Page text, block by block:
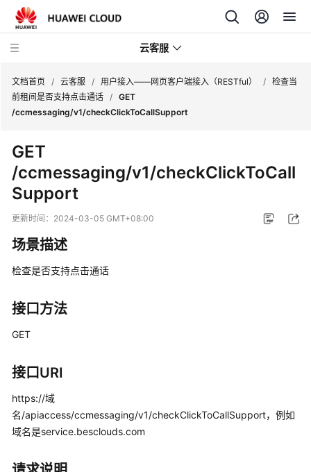
云客服
介
绍
快
速
门
指
格
明
开
指
文档首页 / 云客服 / 用户接入——网页客户端接入（RESTful） / 检查当
前租间是否支持点击通话 / GET
/ccmessaging/v1/checkClickToCallSupport
GET
/ccmessaging/v1/checkClickToCall
Support
更新时间： 2024-03-05 GMT+08:00
场景描述
检查是否支持点击通话
接口方法
GET
接口URI
https://域
名/apiaccess/ccmessaging/v1/checkClickToCallSupport，例如
域名是service.besclouds.com